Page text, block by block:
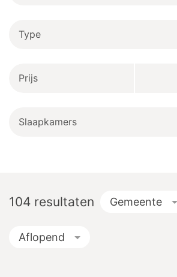
Type
Prijs
Slaapkamers
104 resultaten Gemeente
Aflopend